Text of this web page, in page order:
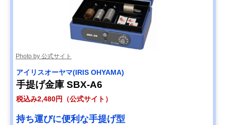
Photo by 公式サイト
アイリスオーヤマ(IRIS OHYAMA)
手提げ金庫 SBX-A6
税込み2,480円（公式サイト）
持ち運びに便利な手提げ型